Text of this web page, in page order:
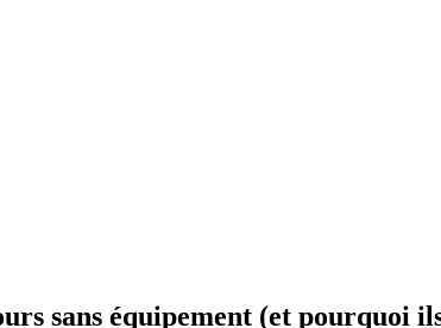
sans équipement (et pourquoi